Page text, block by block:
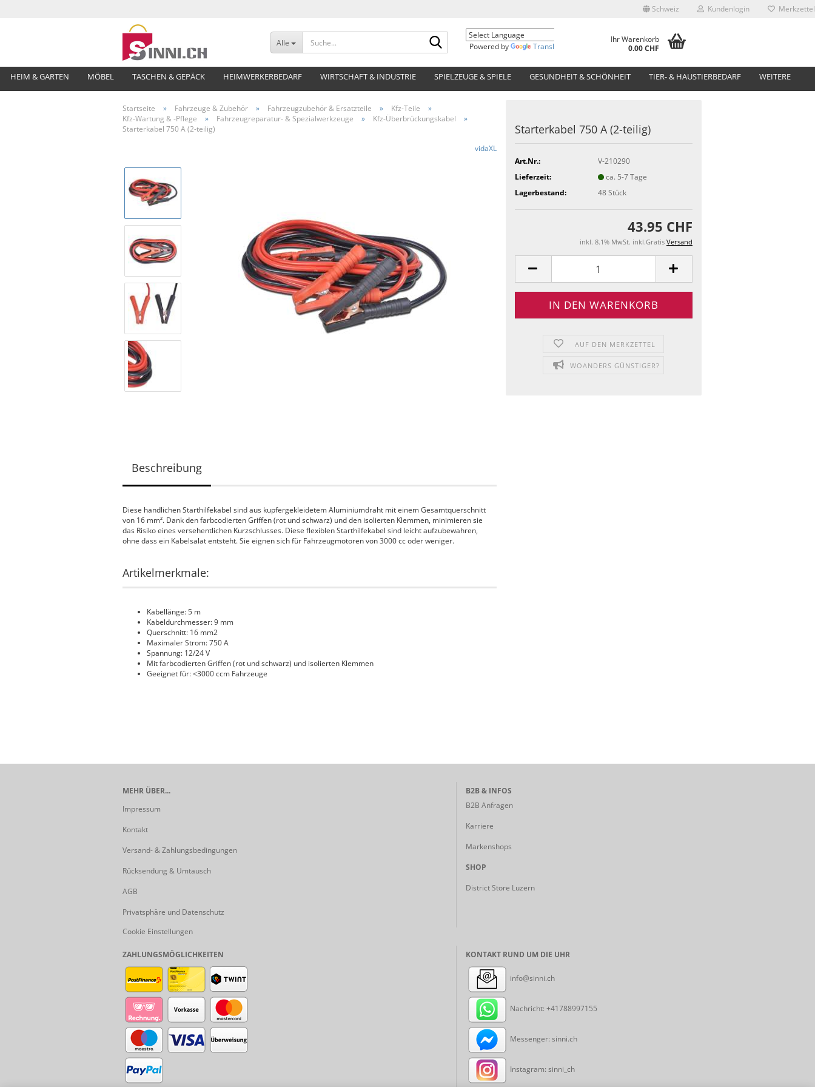
Schweiz Kundenlogin Merkzettel
Alle
Suche...
Powered by
Translate
Ihr Warenkorb
0.00 CHF
HEIM & GARTEN MÖBEL TASCHEN & GEPÄCK HEIMWERKERBEDARF WIRTSCHAFT & INDUSTRIE SPIELZEUGE & SPIELE GESUNDHEIT & SCHÖNHEIT TIER- & HAUSTIERBEDARF WEITERE
Startseite » Fahrzeuge & Zubehör » Fahrzeugzubehör & Ersatzteile » Kfz-Teile
»
Kfz-Wartung & -Pflege
» Fahrzeugreparatur- & Spezialwerkzeuge » Kfz-Überbrückungskabel
»
Starterkabel 750 A (2-teilig)
vidaXL
Starterkabel 750 A (2-teilig)
Art.Nr.:
V-210290
Lieferzeit:
ca. 5-7 Tage
Lagerbestand:
48Stück
43.95 CHF
inkl. 8.1% MwSt. inkl.Gratis Versand
AUF DEN MERKZETTEL
WOANDERS GÜNSTIGER?
Beschreibung
Diese handlichen Starthilfekabel sind aus kupfergekleidetem Aluminiumdraht mit einem Gesamtquerschnitt
von 16 mm². Dank den farbcodierten Griffen (rot und schwarz) und den isolierten Klemmen, minimieren sie
das Risiko eines versehentlichen Kurzschlusses. Diese flexiblen Starthilfekabel sind leicht aufzubewahren,
ohne dass ein Kabelsalat entsteht. Sie eignen sich für Fahrzeugmotoren von 3000 cc oder weniger.
Artikelmerkmale:
Kabellänge: 5 m
Kabeldurchmesser: 9 mm
Querschnitt: 16 mm2
Maximaler Strom: 750 A
Spannung: 12/24 V
Mit farbcodierten Griffen (rot und schwarz) und isolierten Klemmen
Geeignet für: <3000 ccm Fahrzeuge
MEHR ÜBER...
Impressum
Kontakt
Versand- & Zahlungsbedingungen
Rücksendung & Umtausch
AGB
Privatsphäre und Datenschutz
Cookie Einstellungen
B2B & INFOS
B2B Anfragen
Karriere
Markenshops
SHOP
District Store Luzern
ZAHLUNGSMÖGLICHKEITEN KONTAKT RUND UM DIE UHR
info@sinni.ch
Nachricht: +41788997155
Messenger: sinni.ch
Instagram: sinni_ch